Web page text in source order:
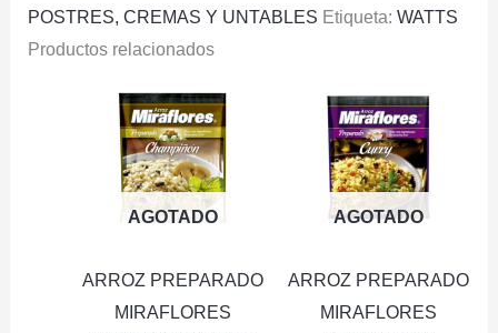
POSTRES, CREMAS Y UNTABLES Etiqueta: WATTS
Productos relacionados
AGOTADO
ARROZ PREPARADO
MIRAFLORES
AGOTADO
ARROZ PREPARADO
MIRAFLORES